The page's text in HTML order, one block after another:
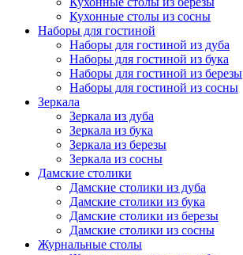
Кухонные столы из сосны
Наборы для гостиной
Наборы для гостиной из дуба
Наборы для гостиной из бука
Наборы для гостиной из березы
Наборы для гостиной из сосны
Зеркала
Зеркала из дуба
Зеркала из бука
Зеркала из березы
Зеркала из сосны
Дамские столики
Дамские столики из дуба
Дамские столики из бука
Дамские столики из березы
Дамские столики из сосны
Журнальные столы